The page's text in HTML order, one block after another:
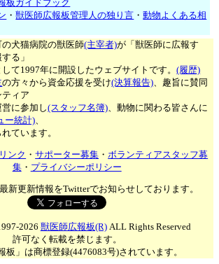
板ガイドブック
・獣医師広報板管理人の独り言 ・動物よくある相
犬猫病院の獣医師(主宰者)が「獣医師に広報す
る」
て1997年に開設したウェブサイトです。(履歴)
の方々から資金応援を受け(決算報告)、趣旨に賛同
ィア
に参加し(スタッフ名簿)、動物に関わる皆さんに
ー統計)、
ています。
ンク ・サポーター募集 ・ボランティアスタッフ募
集・ プライバシーポリシー
新更新情報をTwitterでお知らせしております。
2026 獣医師広報板(R)ALL Rights Reserved
許可なく転載を禁じます。
板」は商標登録(4476083号)されています。